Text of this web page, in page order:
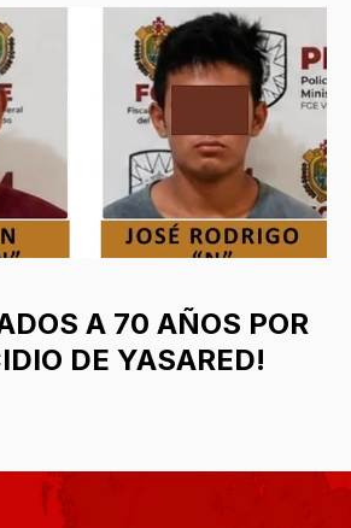
A 70 AÑOS POR
DE YASARED!